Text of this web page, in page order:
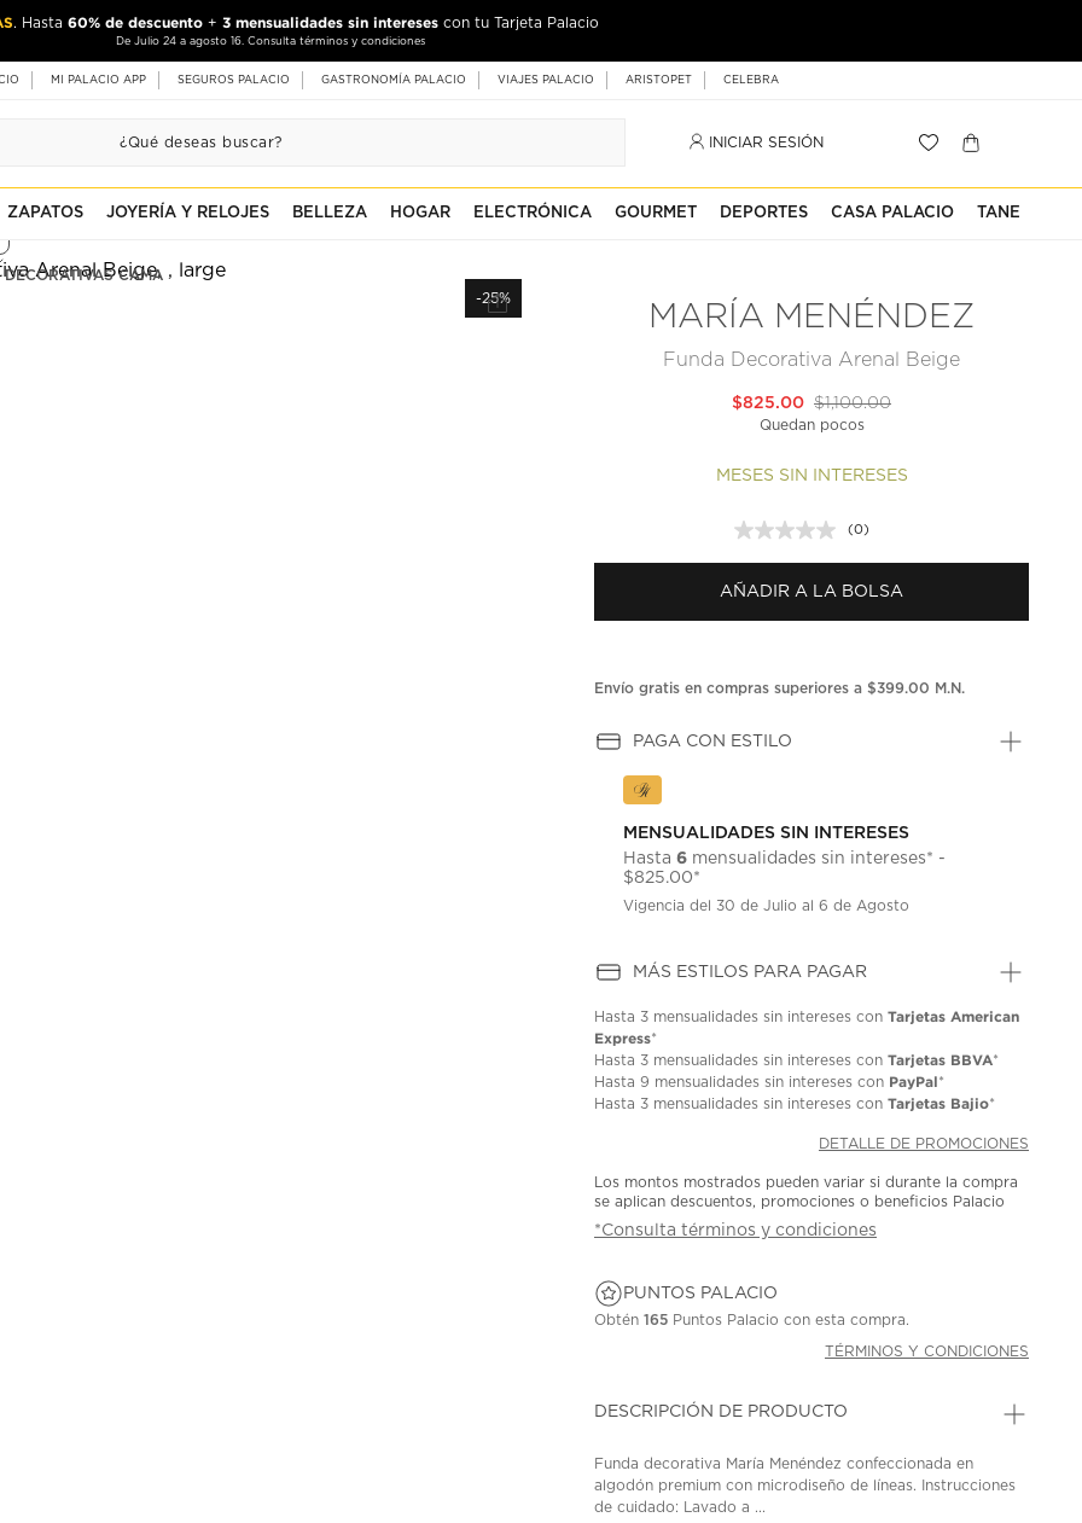
. Hasta 60% de descuento + 3 mensualidades sin intereses con tu Tarjeta Palacio
De Julio 24 a agosto 16. Consulta términos y condiciones
MI PALACIO APP SEGUROS PALACIO GASTRONOMÍA PALACIO VIAJES PALACIO ARISTOPET CELEBRA
INICIAR SESIÓN
ZAPATOS JOYERÍA Y RELOJES BELLEZA HOGAR ELECTRÓNICA GOURMET DEPORTES CASA PALACIO TANE
DECORATIVAS CAMA
-25%
MARÍA MENÉNDEZ
Funda Decorativa Arenal Beige
$1,100.00
$825.00
Quedan pocos
MESES SIN INTERESES
Sin
puntuación.
en
la
(0)
AÑADIR A LA BOLSA
Envío gratis en compras superiores a $399.00 M.N.
PAGA CON ESTILO
MENSUALIDADES SIN INTERESES
Hasta6 mensualidades sin intereses* -
$825.00*
Vigencia del 30 de Julio al 6 de Agosto
MÁS ESTILOS PARA PAGAR
Hasta 3 mensualidades sin intereses conTarjetas American
Express*
Hasta 3 mensualidades sin intereses conTarjetas BBVA*
Hasta9 mensualidades sin intereses con PayPal*
Hasta 3 mensualidades sin intereses conTarjetas Bajio*
DETALLE DE PROMOCIONES
Los montos mostrados pueden variar si durante la compra
se aplican descuentos, promociones o beneficios Palacio
*Consulta términos y condiciones
PUNTOS PALACIO
Obtén165 Puntos Palacio con esta compra.
TÉRMINOS Y CONDICIONES
DESCRIPCIÓN DE PRODUCTO
Funda decorativa María Menéndez confeccionada en
algodón premium con microdiseño de líneas. Instrucciones
de cuidado: Lavado a ...